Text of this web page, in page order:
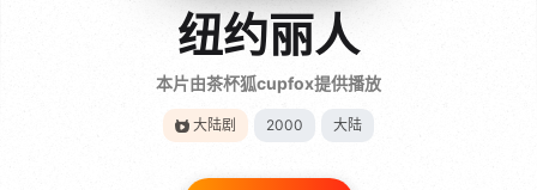
纽约丽人
本片由茶杯狐cupfox提供播放
大陆剧 2000 大陆